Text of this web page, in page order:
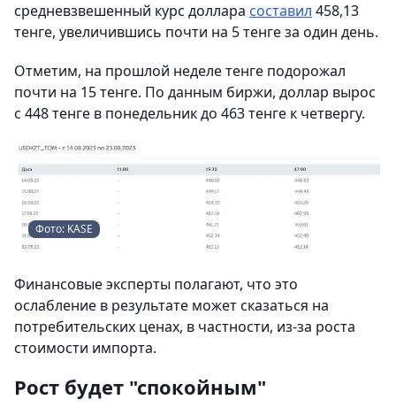
cредневзвешенный курс доллара составил 458,13
тенге, увеличившись почти на 5 тенге за один день.
Отметим, на прошлой неделе тенге подорожал
почти на 15 тенге. По данным биржи, доллар вырос
с 448 тенге в понедельник до 463 тенге к четвергу.
Фото: KASE
Финансовые эксперты полагают, что это
ослабление в результате может сказаться на
потребительских ценах, в частности, из-за роста
стоимости импорта.
Рост будет "спокойным"